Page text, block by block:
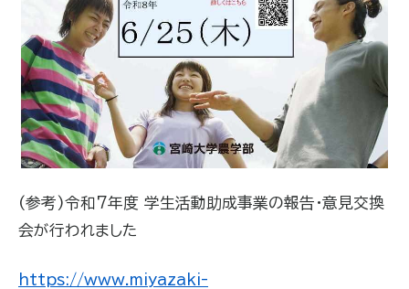
(参考)令和7年度 学生活動助成事業の報告・意見交換
会が行われました
https://www.miyazaki-